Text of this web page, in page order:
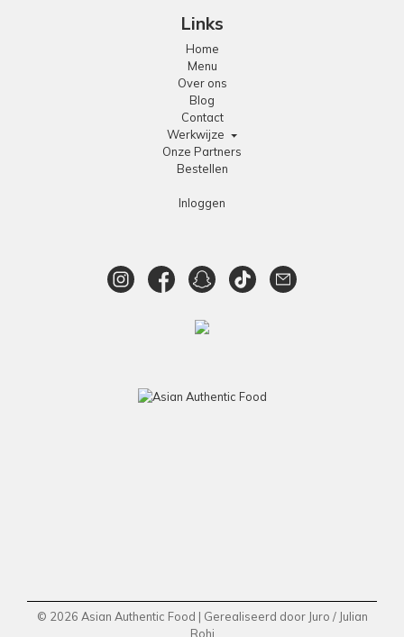
Links
Home
Menu
Over ons
Blog
Contact
Werkwijze
Onze Partners
Bestellen
Inloggen
© 2026 Asian Authentic Food | Gerealiseerd door Juro / Julian
Rohi